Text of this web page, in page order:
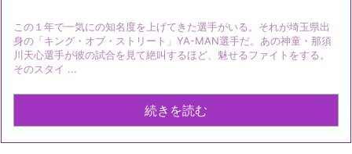
この１年で一気にの知名度を上げてきた選手がいる。それが埼玉県出
身の「キング・オブ・ストリート」YA-MAN選手だ。あの神童・那須
川天心選手が彼の試合を見て絶叫するほど、魅せるファイトをする。
そのスタイ ...
続きを読む